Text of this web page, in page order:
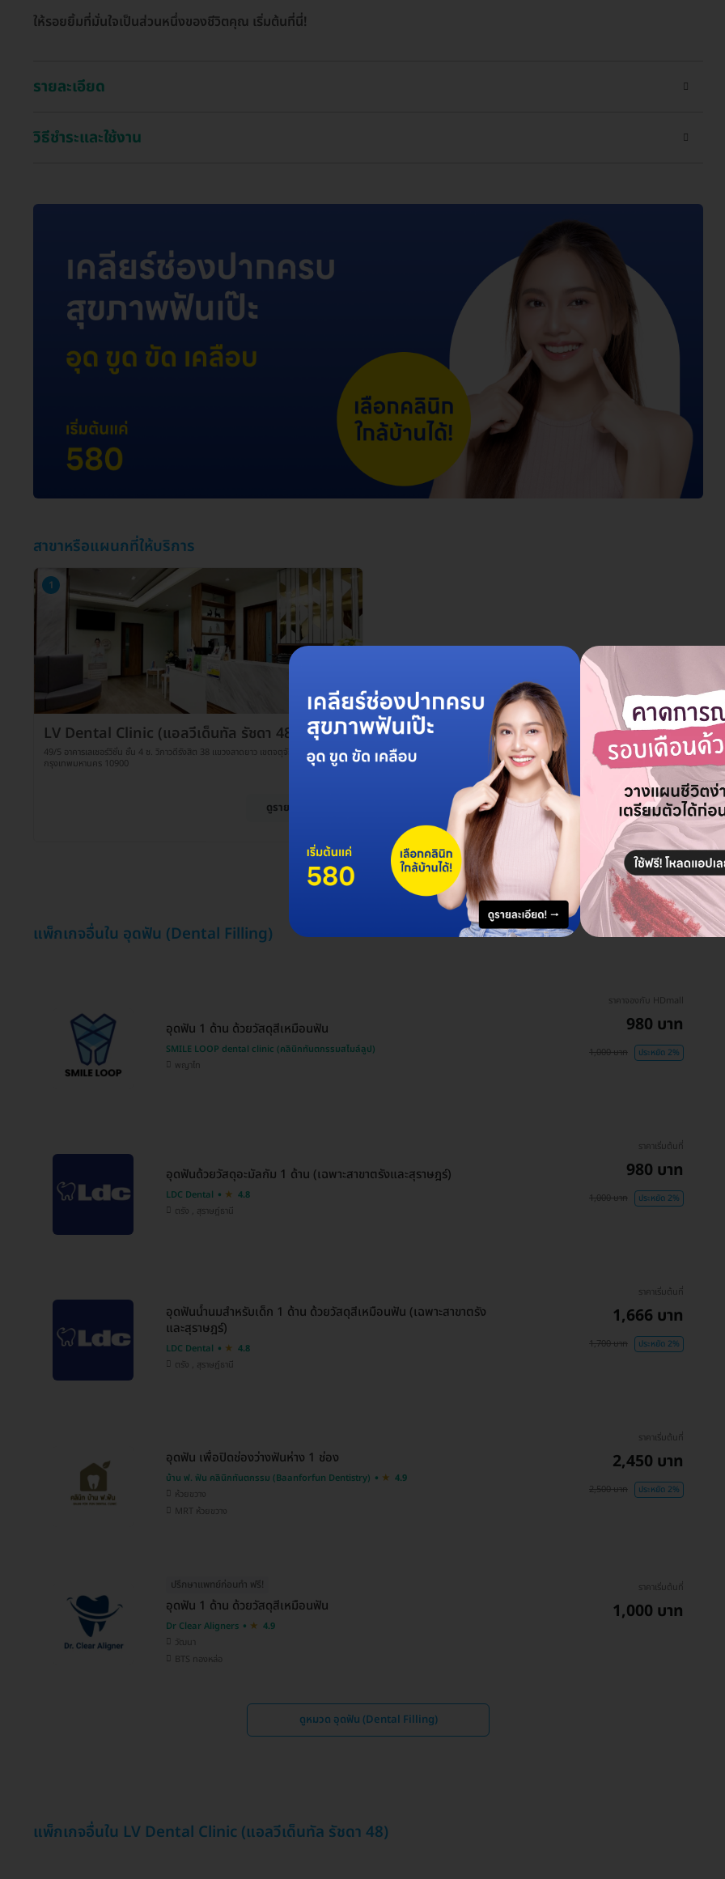
ให้รอยยิ้มที่มั่นใจเป็นส่วนหนึ่งของชีวิตคุณ เริ่มต้นที่นี่!
รายละเอียด
วิธีชำระและใช้งาน
สาขาหรือแผนกที่ให้บริการ
1
LV Dental Clinic (แอลวีเด็นทัล รัชดา 48)
49/5 อาคารเลเซอร์วิชั่น ชั้น 4 ซ. วิภาวดีรังสิต 38 แขวงลาดยาว เขตจตุจักร
กรุงเทพมหานคร 10900
ดูรายละเอียด
แพ็กเกจอื่นใน อุดฟัน (Dental Filling)
อุดฟัน 1 ด้าน ด้วยวัสดุสีเหมือนฟัน
SMILE LOOP dental clinic (คลินิกทันตกรรมสไมล์ลูป)
พญาไท
ราคาจองกับ HDmall
980 บาท
1,000 บาท ประหยัด 2%
อุดฟันด้วยวัสดุอะมัลกัม 1 ด้าน (เฉพาะสาขาตรังและสุราษฎร์)
LDC Dental
4.8
ตรัง , สุราษฎ์ธานี
ราคาเริ่มต้นที่
980 บาท
1,000 บาท ประหยัด 2%
อุดฟันน้ำนมสำหรับเด็ก 1 ด้าน ด้วยวัสดุสีเหมือนฟัน (เฉพาะสาขาตรัง
และสุราษฎร์)
LDC Dental
4.8
ตรัง , สุราษฎ์ธานี
ราคาเริ่มต้นที่
1,666 บาท
1,700 บาท ประหยัด 2%
อุดฟัน เพื่อปิดช่องว่างฟันห่าง 1 ช่อง
บ้าน ฟ. ฟัน คลินิกทันตกรรม (Baanforfun Dentistry)
4.9
ห้วยขวาง
MRT ห้วยขวาง
ราคาเริ่มต้นที่
2,450 บาท
2,500 บาท ประหยัด 2%
ปรึกษาแพทย์ก่อนทำ ฟรี!
อุดฟัน 1 ด้าน ด้วยวัสดุสีเหมือนฟัน
Dr Clear Aligners
4.9
วัฒนา
BTS ทองหล่อ
ราคาเริ่มต้นที่
1,000 บาท
ดูหมวด อุดฟัน (Dental Filling)
แพ็กเกจอื่นใน LV Dental Clinic (แอลวีเด็นทัล รัชดา 48)